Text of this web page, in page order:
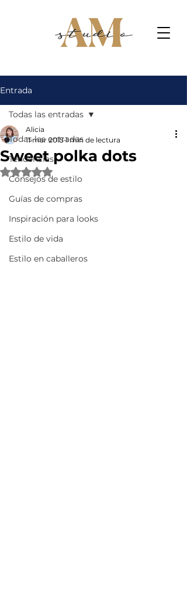
Entrada
Todas las entradas
Tendencias
Consejos de estilo
Guías de compras
Inspiración para looks
Estilo de vida
Estilo en caballeros
Todas las entradas
Sweet polka dots
Alicia
11 mar 2015 1 min de lectura
Obtuvo NaN de 5 estrellas.